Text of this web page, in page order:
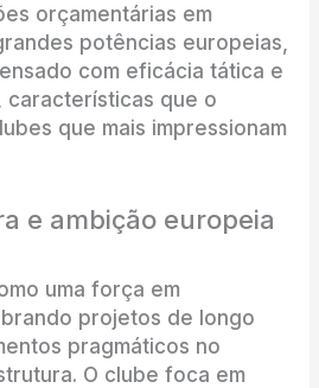
orçamentárias em
potências europeias,
com eficácia tática e
características que o
que mais impressionam
e ambição europeia
uma força em
projetos de longo
pragmáticos no
O clube foca em